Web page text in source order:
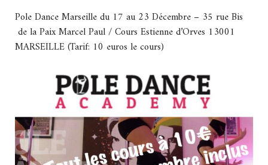
Pole Dance Marseille du 17 au 23 Décembre – 35 rue Bis
de la Paix Marcel Paul / Cours Estienne d’Orves 13001
MARSEILLE (Tarif: 10 euros le cours)